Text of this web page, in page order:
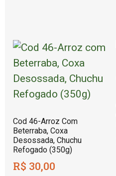
Cod 46-Arroz Com
Beterraba, Coxa
Desossada, Chuchu
Refogado (350g)
R$ 30,00